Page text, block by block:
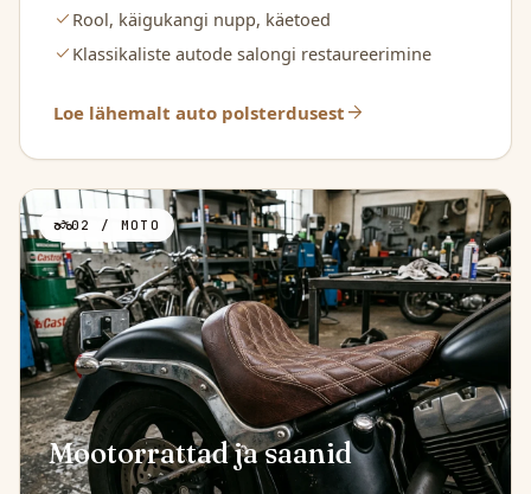
check Rool, käigukangi nupp, käetoed
check Klassikaliste autode salongi restaureerimine
Loe lähemalt auto polsterdusest arrow_forward
two_wheeler02 / MOTO
Mootorrattad ja saanid